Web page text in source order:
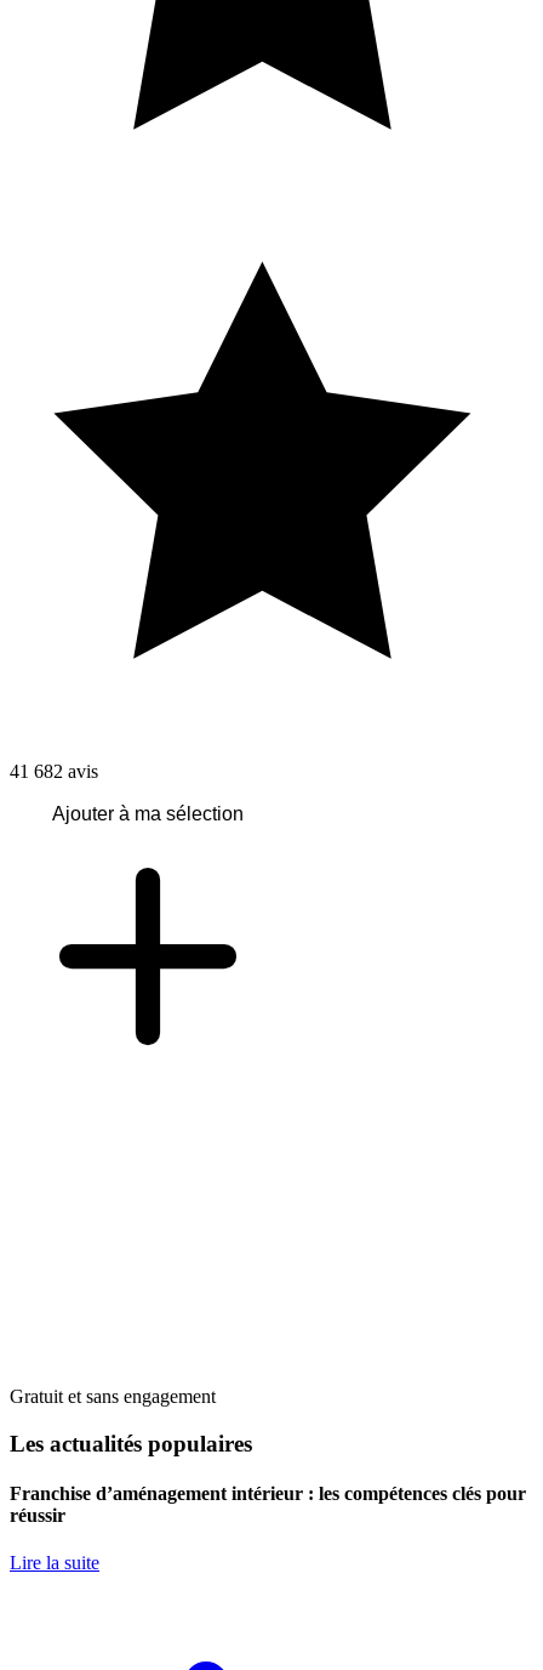
41 682 avis
Ajouter à ma sélection
Gratuit et sans engagement
Les actualités populaires
Franchise d’aménagement intérieur : les compétences clés pour
réussir
Lire la suite